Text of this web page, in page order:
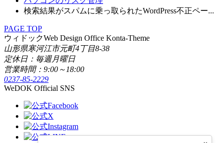
検索結果がスパムに乗っ取られたWordPress不正ペー...
PAGE TOP
ウィドックWeb Design Office Konta-Theme
山形県寒河江市元町4丁目8-38
定休日：毎週月曜日
営業時間：9:00～18:00
0237-85-2229
WeDOK Official SNS